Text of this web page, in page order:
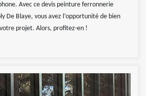
Avec ce devis peinture ferronnerie
De Blaye, vous avez l’opportunité de bien
projet. Alors, profitez-en !